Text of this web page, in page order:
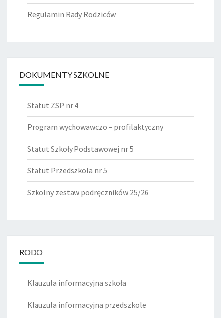
Regulamin Rady Rodziców
DOKUMENTY SZKOLNE
Statut ZSP nr 4
Program wychowawczo – profilaktyczny
Statut Szkoły Podstawowej nr 5
Statut Przedszkola nr 5
Szkolny zestaw podręczników 25/26
RODO
Klauzula informacyjna szkoła
Klauzula informacyjna przedszkole